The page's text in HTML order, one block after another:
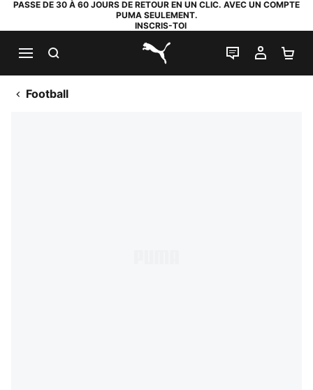
PASSE DE 30 À 60 JOURS DE RETOUR EN UN CLIC. AVEC UN COMPTE
PUMA SEULEMENT.
INSCRIS-TOI
PUMA.com
LIVE CHAT
MON
Football